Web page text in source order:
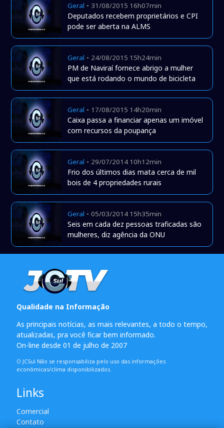
Geral - 31/08/2015 16h07min
Deputados recebem proprietários e CPI
pode ser aberta na ALMS
Geral - 24/08/2015 15h24min
PM de Naviraí fornece abrigo a mulher
que está rodando o mundo de bicicleta
Geral - 17/08/2015 14h20min
Caixa passa a financiar apenas um imóvel
com recursos da poupança
Geral - 29/07/2014 10h12min
Frio dos últimos dias mata cerca de mil
bois de 4 propriedades rurais
Geral -05/03/2014 15h35min
Seis em cada dez pessoas traficadas são
mulheres, diz agência da ONU
Qualidade na Informação
As principais notícias, as mais relevantes, a todo o tempo,
atualizadas, pra você ficar bem informado.
On-line desde 01 de julho de 2007
O JCSul Não se responsabiliza pelo uso das informações
econômicas/clima disponibilizados.
Links
Comercial
Contato